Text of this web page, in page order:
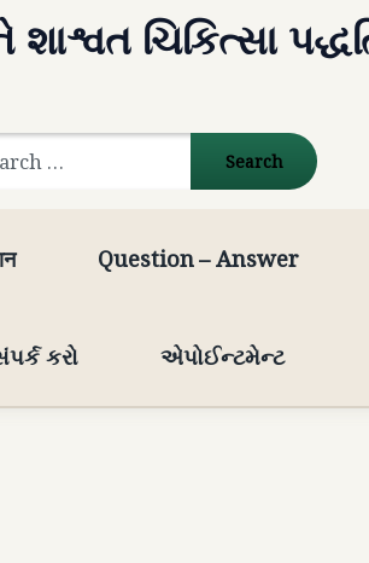
ચિકિત્સા
for:
Question – Answer
કરો એપોઈન્ટમેન્ટ